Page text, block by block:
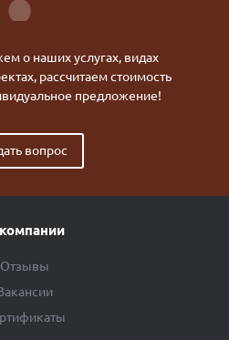
о наших услугах, видах
рассчитаем стоимость
предложение!
вопрос
Отзывы